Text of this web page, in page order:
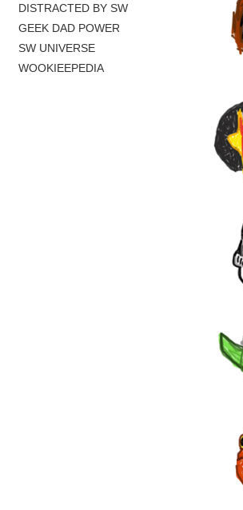
DISTRACTED BY SW
GEEK DAD POWER
SW UNIVERSE
WOOKIEEPEDIA